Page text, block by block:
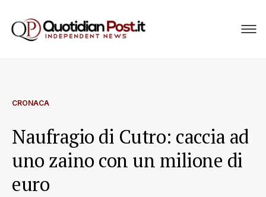
CRONACA
Naufragio di Cutro: caccia ad
uno zaino con un milione di
euro